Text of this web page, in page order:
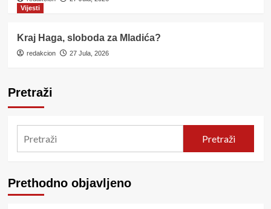
Vijesti
Kraj Haga, sloboda za Mladića?
redakcion 27 Jula, 2026
Pretraži
Pretraži
Prethodno objavljeno